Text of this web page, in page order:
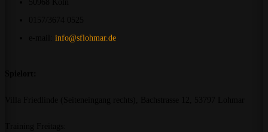
info@sflohmar.de